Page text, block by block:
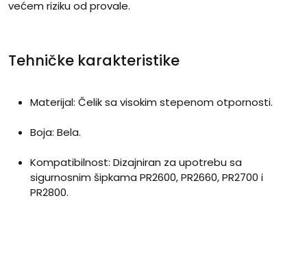
većem riziku od provale.
Tehničke karakteristike
Materijal: Čelik sa visokim stepenom otpornosti.
Boja: Bela.
Kompatibilnost: Dizajniran za upotrebu sa
sigurnosnim šipkama PR2600, PR2660, PR2700 i
PR2800.